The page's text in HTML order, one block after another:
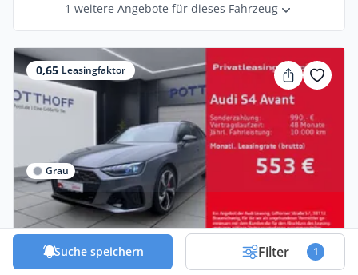
Suche speichern Filter 1
1 weitere Angebote für dieses Fahrzeug
0,65 Leasingfaktor
Grau
Gewerbe & Privat
Audi S4 Avant Q MATRIX B&O KAMERA
SITZHZG NAVI+